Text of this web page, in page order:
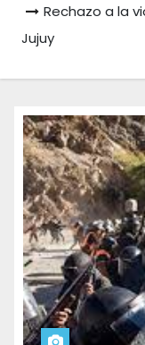
Rechazo a la
Jujuy